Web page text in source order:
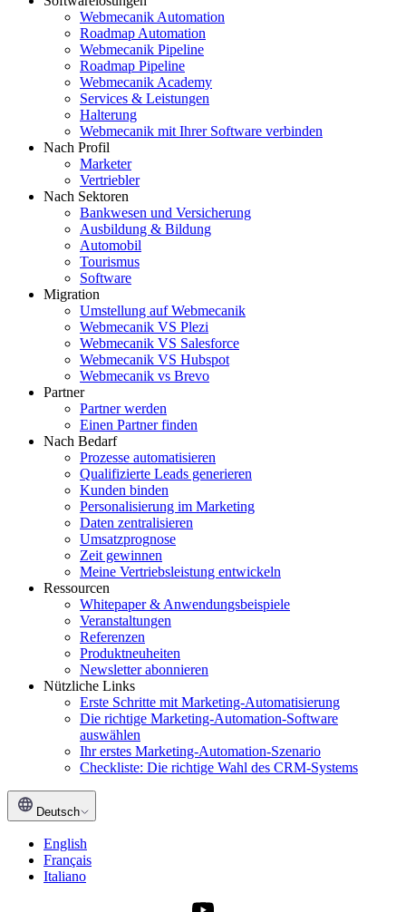
Webmecanik Automation
Roadmap Automation
Webmecanik Pipeline
Roadmap Pipeline
Webmecanik Academy
Services & Leistungen
Halterung
Webmecanik mit Ihrer Software verbinden
Nach Profil
Marketer
Vertriebler
Nach Sektoren
Bankwesen und Versicherung
Ausbildung & Bildung
Automobil
Tourismus
Software
Migration
Umstellung auf Webmecanik
Webmecanik VS Plezi
Webmecanik VS Salesforce
Webmecanik VS Hubspot
Webmecanik vs Brevo
Partner
Partner werden
Einen Partner finden
Nach Bedarf
Prozesse automatisieren
Qualifizierte Leads generieren
Kunden binden
Personalisierung im Marketing
Daten zentralisieren
Umsatzprognose
Zeit gewinnen
Meine Vertriebsleistung entwickeln
Ressourcen
Whitepaper & Anwendungsbeispiele
Veranstaltungen
Referenzen
Produktneuheiten
Newsletter abonnieren
Nützliche Links
Erste Schritte mit Marketing-Automatisierung
Die richtige Marketing-Automation-Software
auswählen
Ihr erstes Marketing-Automation-Szenario
Checkliste: Die richtige Wahl des CRM-Systems
Deutsch
English
Français
Italiano